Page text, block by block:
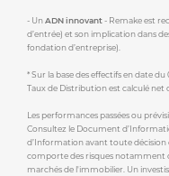
- UnADN innovant- Remake est
d’entrée) et son implication dans
fondation d’entreprise).
* Sur la base des effectifs en date
Taux de Distribution est calculé net
Les performances passées ou
Consultez le Document
d’Information avant toute décision
comporte des risques notamment
marchés de l'immobilier. Un